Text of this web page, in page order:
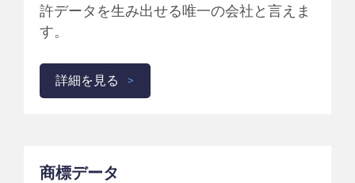
許データを生み出せる唯一の会社と言えま
す。
詳細を見る
商標データ